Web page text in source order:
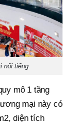
nổi tiếng
mô 1 tầng
mại này có
diện tích